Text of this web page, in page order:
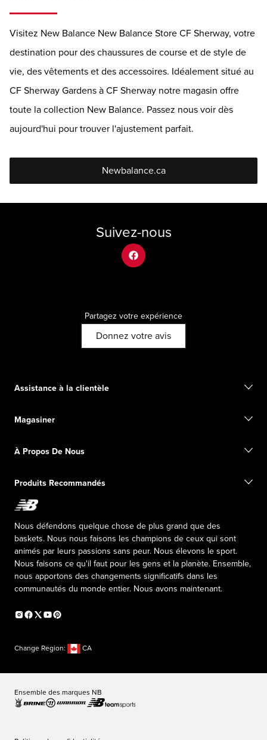
Visitez New Balance New Balance Store CF Sherway, votre
destination pour des chaussures de course et de style de
vie, des vêtements et des accessoires. Idéalement situé au
CF Sherway Gardens à CF Sherway notre magasin offre
toute la collection New Balance. Passez nous voir dès
aujourd'hui pour trouver l'ajustement parfait.
Newbalance.ca
Suivez-nous
facebook
Partagez votre expérience
Donnez votre avis
Assistance à la clientèle
Commencer un retour
Guide des pointures
Magasiner
Cartes-cadeaux numériques
Exclusions de vente
À Propos De Nous
Leadership Responsable
Fondation New Balance
Relations publiques
The TRACK at New Balance
Press box
Produits Recommandés
Programme d’affiliation
Nous défendons quelque chose de plus grand que des
baskets. Nous nous faisons les champions de ceux qui sont
animés par leurs passions sans peur. Nous élevons le sport.
Nous faisons ce qu'il faut pour les gens et la planète. Ensemble,
nous apportons des changements significatifs dans les
communautés du monde entier. Nous avons maintenant.
Change Region: CA
Ensemble des marques NB